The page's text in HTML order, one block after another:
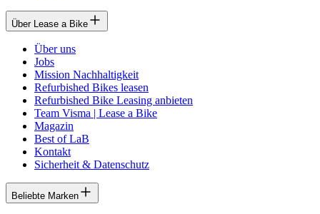
Über Lease a Bike
Über uns
Jobs
Mission Nachhaltigkeit
Refurbished Bikes leasen
Refurbished Bike Leasing anbieten
Team Visma | Lease a Bike
Magazin
Best of LaB
Kontakt
Sicherheit & Datenschutz
Beliebte Marken